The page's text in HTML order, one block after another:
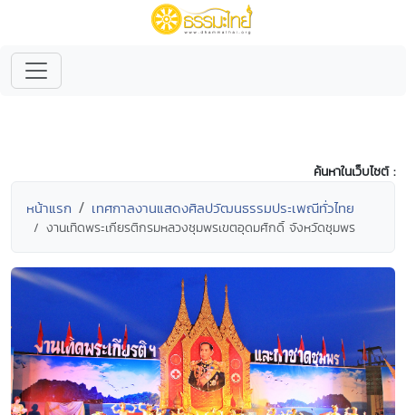
ค้นหาในเว็บไซต์ :
หน้าแรก เทศกาลงานแสดงศิลปวัฒนธรรมประเพณีทั่วไทย
งานเทิดพระเกียรติกรมหลวงชุมพรเขตอุดมศักดิ์ จังหวัดชุมพร